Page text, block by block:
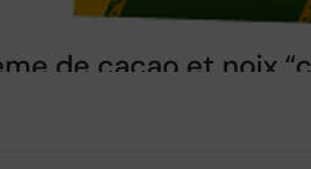
de cacao et noix